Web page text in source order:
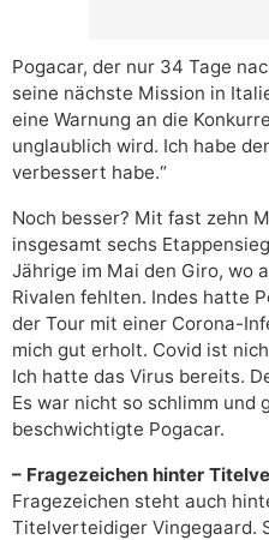
Pogacar, der nur 34 Tage
seine nächste Mission in
eine Warnung an die
unglaublich wird. Ich habe
verbessert habe.“
Noch besser? Mit fast zehn
insgesamt sechs
Jährige im Mai den Giro, wo
Rivalen fehlten. Indes hatte
der Tour mit einer Corona-
mich gut erholt. Covid ist
Ich hatte das Virus bereits.
Es war nicht so schlimm und
beschwichtigte Pogacar.
– Fragezeichen hinter
Fragezeichen steht auch
Titelverteidiger Vingegaard.